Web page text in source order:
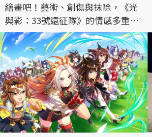
繪畫吧！藝術、創傷與抹除，《光
與影：33號遠征隊》的情感多重世
界